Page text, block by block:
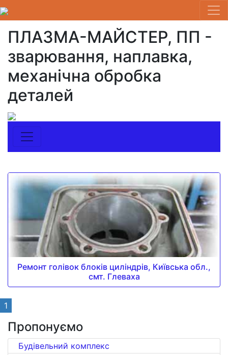
ПЛАЗМА-МАЙСТЕР, ПП -
зварювання, наплавка,
механічна обробка
деталей
Ремонт голівок блоків циліндрів, Київська обл.,
смт. Глеваха
1
Пропонуємо
Будівельний комплекс